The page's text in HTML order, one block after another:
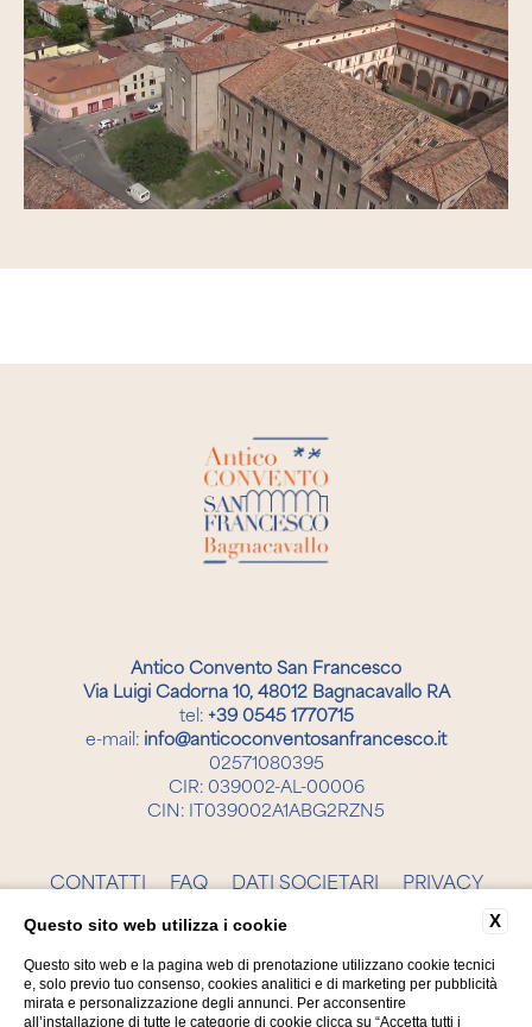
Antico Convento San Francesco
Via Luigi Cadorna 10, 48012 Bagnacavallo RA
tel: +39 0545 1770715
e-mail: info@anticoconventosanfrancesco.it
02571080395
CIR: 039002-AL-00006
CIN: IT039002A1ABG2RZN5
CONTATTI FAQ DATI SOCIETARI
PRIVACY
X
Questo sito web utilizza i cookie
Questo sito web e la pagina web di prenotazione utilizzano cookie tecnici
e, solo previo tuo consenso, cookies analitici e di marketing per pubblicità
mirata e personalizzazione degli annunci. Per acconsentire
all’installazione di tutte le categorie di cookie clicca su “Accetta tutti i